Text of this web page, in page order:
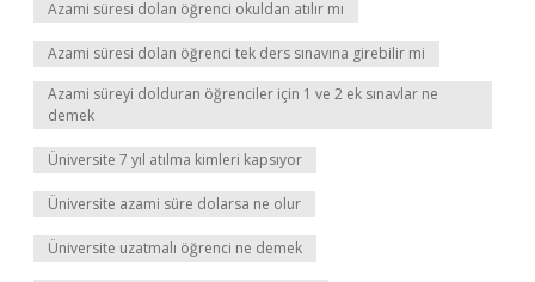
Azami süresi dolan öğrenci okuldan atılır mı
Azami süresi dolan öğrenci tek ders sınavına girebilir mi
Azami süreyi dolduran öğrenciler için 1 ve 2 ek sınavlar ne
demek
Üniversite 7 yıl atılma kimleri kapsıyor
Üniversite azami süre dolarsa ne olur
Üniversite uzatmalı öğrenci ne demek